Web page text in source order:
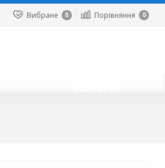
Вибране 0 Порівняння 0